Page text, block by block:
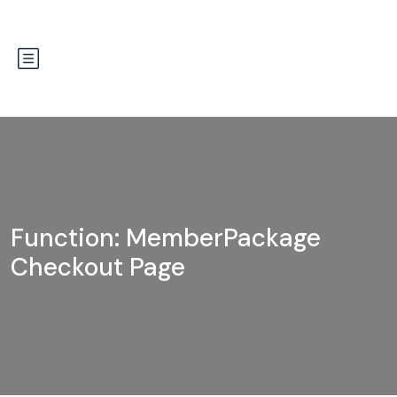
Function: MemberPackage
Checkout Page